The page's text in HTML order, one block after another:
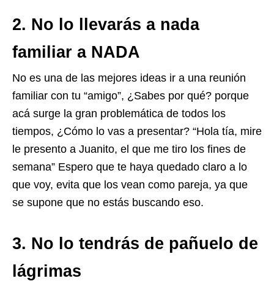
2. No lo llevarás a nada
familiar a NADA
No es una de las mejores ideas ir a una reunión
familiar con tu “amigo”, ¿Sabes por qué? porque
acá surge la gran problemática de todos los
tiempos, ¿Cómo lo vas a presentar? “Hola tía, mire
le presento a Juanito, el que me tiro los fines de
semana” Espero que te haya quedado claro a lo
que voy, evita que los vean como pareja, ya que
se supone que no estás buscando eso.
3. No lo tendrás de pañuelo de
lágrimas